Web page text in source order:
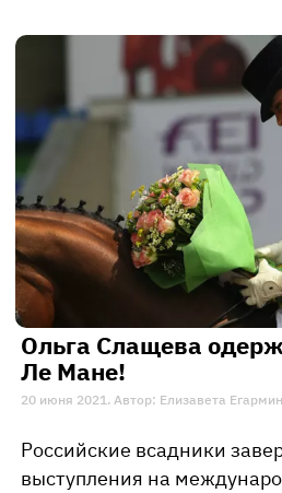
Ольга Слащева
Ле Мане!
20 июня 2021. Автор: Елизавета
Российские всадники
выступления на